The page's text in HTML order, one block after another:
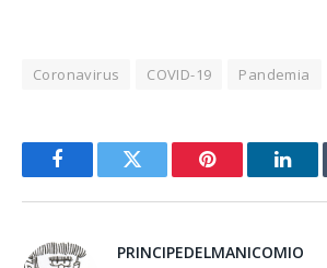
Coronavirus COVID-19 Pandemia
FacebookTwitter Pinterest
PRINCIPEDELMANICOMIO